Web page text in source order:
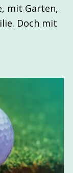
mit Garten,
Doch mit